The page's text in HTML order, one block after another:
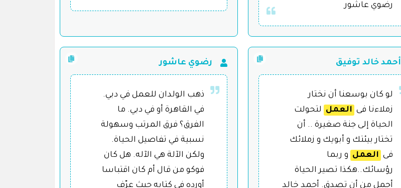
رضوي عاشور
أحمد خالد توفيق
لو كان بوسعنا أن نختار
زملاءنا فى العمل
لتحولت
الحياة إلى جنة صغيرة .. أن
تختار بيئتك و أبويك و زملائك
فى العمل و ربما
رؤسائك..هكذا تصير الحياة
أجمل من أن تصدق. أحمد خالد
رضوي عاشور
ذهب الولدان للعمل في دبي.
في القاهرة أو في دبي. ما
الفرق؟ فرق المرتب وسهولة
نسبية في تفاصيل الحياة.
ولكن الآلة هي الآله. هل كان
فوكو من قال أم كان اقتباسا
أورده في كتابه حيث عرّف